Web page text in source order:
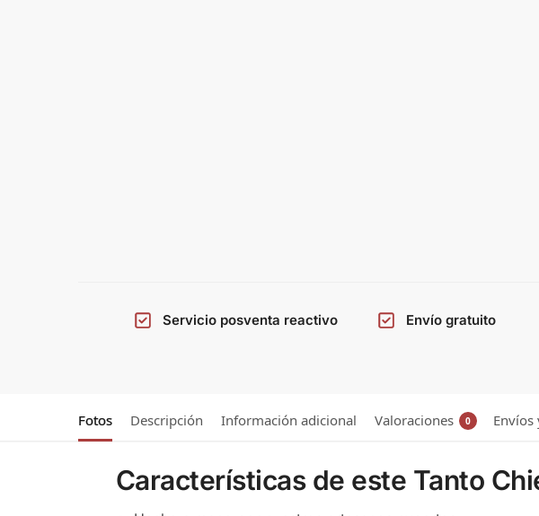
Servicio posventa reactivo Envío gratuito
Fotos Descripción Información adicional Valoraciones 0 Envíos
Características de este Tanto